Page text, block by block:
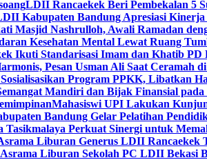
LDII Rancaekek Beri Pembekalan 5
Kabupaten Bandung Apresiasi Kinerja
Masjid Nashrulloh, Awali Ramadan
Kesehatan Mental Lewat Ruang
Ikuti Standarisasi Imam dan Khatib
Pesan Usman Ali Saat Ceramah
Program PPKK, Libatkan
Mandiri dan Bijak Finansial
Mahasiswi UPI Lakukan
Bandung Gelar Pelatihan
Perkuat Sinergi untuk
Liburan Generus LDII Rancaekek
Asrama Liburan Sekolah PC LDII Bekasi